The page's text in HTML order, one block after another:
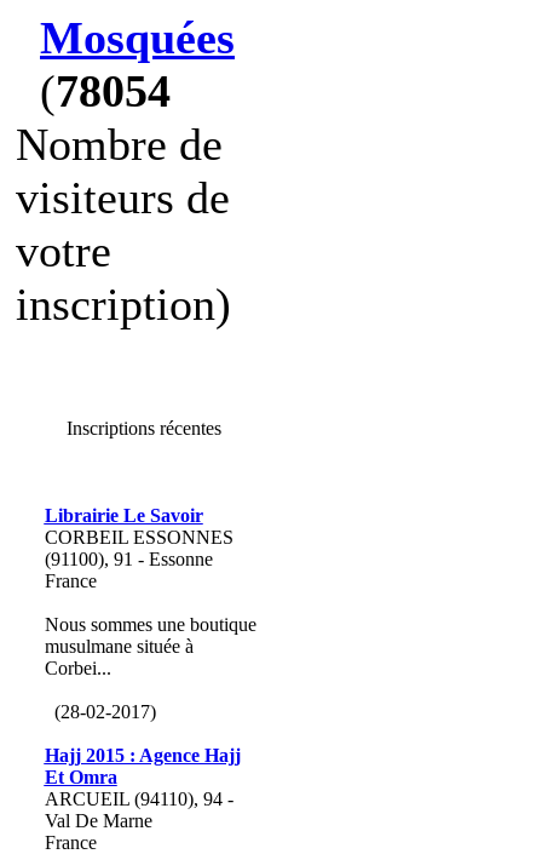
Mosquées
(78054
Nombre de
visiteurs de
votre
inscription)
Inscriptions récentes
Librairie Le Savoir
CORBEIL ESSONNES
(91100), 91 - Essonne
France
Nous sommes une boutique
musulmane située à
Corbei...
(28-02-2017)
Hajj 2015 : Agence Hajj
Et Omra
ARCUEIL (94110), 94 -
Val De Marne
France